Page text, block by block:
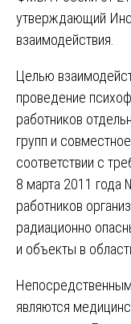
утверждающий
взаимодействия.
Целью
проведение
работников
групп и
соответствии с
8 марта 2011 года
работников
радиационно
и объекты в
являются